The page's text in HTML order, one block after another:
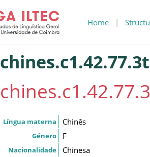
Home |
chines.c1.42.77.3t
Língua materna Chinês
Género F
Nacionalidade Chinesa